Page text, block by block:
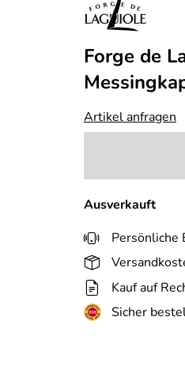
Forge de
Artikel anfragen
Ausverkauft
Kauf auf
Sicher